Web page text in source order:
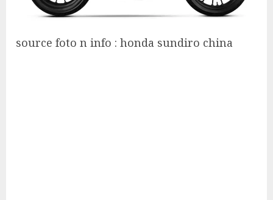
source foto n info : honda sundiro china